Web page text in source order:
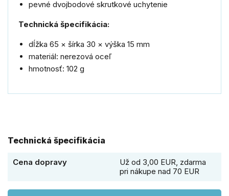
pevné dvojbodové skrutkové uchytenie
Technická špecifikácia:
dĺžka 65 × šírka 30 × výška 15 mm
materiál: nerezová oceľ
hmotnosť: 102 g
Technická špecifikácia
Cena dopravy
Už od 3,00 EUR, zdarma
pri nákupe nad 70 EUR